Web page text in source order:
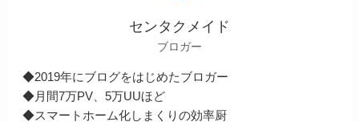
センタクメイド
ブロガー
◆2019年にブログをはじめたブロガー
◆月間7万PV、5万UUほど
◆スマートホーム化しまくりの効率厨